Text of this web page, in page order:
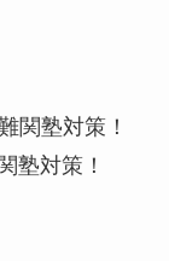
関塾対策！
塾対策！